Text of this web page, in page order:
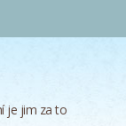
je jim za to